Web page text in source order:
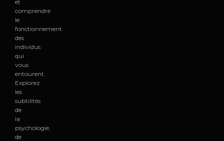
et
comprendre
le
fonctionnement
des
individus
qui
vous
entourent.
Explorez
les
subtilités
de
la
psychologie,
de